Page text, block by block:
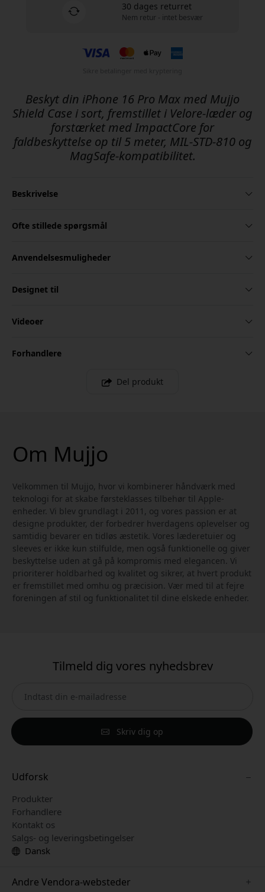
30 dages returret
Nem retur - intet besvær
Beskyt din iPhone 16 Pro Max med Mujjo
Shield Case i sort, fremstillet i Velore-læder og
forstærket med ImpactCore for
faldbeskyttelse op til 5 meter, MIL-STD-810 og
MagSafe-kompatibilitet.
Beskrivelse
Ofte stillede spørgsmål
Anvendelsesmuligheder
Designet til
Videoer
Forhandlere
Del produkt
Om Mujjo
Velkommen til Mujjo, hvor vi kombinerer håndværk med
teknologi for at skabe førsteklasses tilbehør til Apple-
enheder. Vi blev grundlagt i 2011, og vores passion er at
designe produkter, der forbedrer hverdagens oplevelser og
samtidig bevarer en tidløs æstetik. Vores læderetuier og
sleeves er ikke kun stilfulde, men også funktionelle og giver
beskyttelse uden at gå på kompromis med elegancen. Vi
prioriterer holdbarhed og kvalitet og sikrer, at hvert produkt
er fremstillet med omhu og præcision. Vær med til at fejre
foreningen af stil og funktionalitet til dine elskede enheder.
Tilmeld dig vores nyhedsbrev
Skriv dig op
Udforsk
Produkter
Forhandlere
Kontakt os
Salgs- og leveringsbetingelser
Dansk
Andre Vendora-websteder